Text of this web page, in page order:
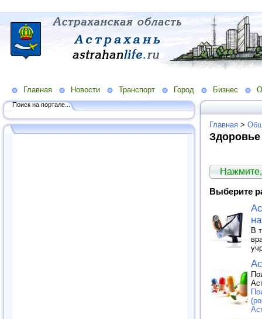
Главная Новости Транспорт Город Бизнес
Поиск на портале...
Главная >
Здоровье
Выберите
В